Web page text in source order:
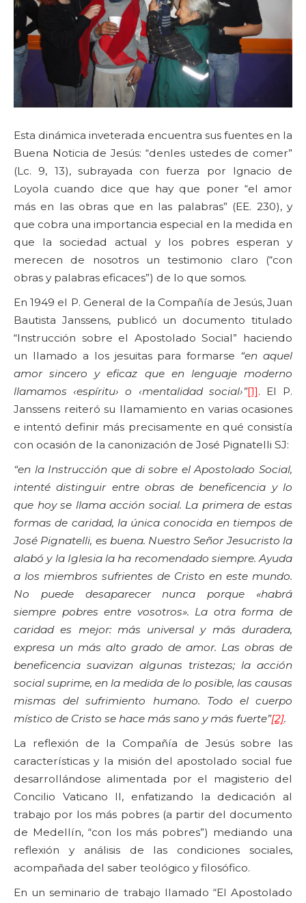
Esta dinámica inveterada encuentra sus fuentes en la
Buena Noticia de Jesús: “denles ustedes de comer”
(Lc. 9, 13), subrayada con fuerza por Ignacio de
Loyola cuando dice que hay que poner “el amor
más en las obras que en las palabras” (EE. 230), y
que cobra una importancia especial en la medida en
que la sociedad actual y los pobres esperan y
merecen de nosotros un testimonio claro (“con
obras y palabras eficaces”) de lo que somos.
En 1949 el P. General de la Compañía de Jesús, Juan
Bautista Janssens, publicó un documento titulado
“Instrucción sobre el Apostolado Social” haciendo
un llamado a los jesuitas para formarse “en aquel
amor sincero y eficaz que en lenguaje moderno
llamamos ‹espíritu› o ‹mentalidad social›”[1]. El P.
Janssens reiteró su llamamiento en varias ocasiones
e intentó definir más precisamente en qué consistía
con ocasión de la canonización de José Pignatelli SJ:
“en la Instrucción que di sobre el Apostolado Social,
intenté distinguir entre obras de beneficencia y lo
que hoy se llama acción social. La primera de estas
formas de caridad, la única conocida en tiempos de
José Pignatelli, es buena. Nuestro Señor Jesucristo la
alabó y la Iglesia la ha recomendado siempre. Ayuda
a los miembros sufrientes de Cristo en este mundo.
No puede desaparecer nunca porque «habrá
siempre pobres entre vosotros». La otra forma de
caridad es mejor: más universal y más duradera,
expresa un más alto grado de amor. Las obras de
beneficencia suavizan algunas tristezas; la acción
social suprime, en la medida de lo posible, las causas
mismas del sufrimiento humano. Todo el cuerpo
místico de Cristo se hace más sano y más fuerte”[2].
La reflexión de la Compañía de Jesús sobre las
características y la misión del apostolado social fue
desarrollándose alimentada por el magisterio del
Concilio Vaticano II, enfatizando la dedicación al
trabajo por los más pobres (a partir del documento
de Medellín, “con los más pobres”) mediando una
reflexión y análisis de las condiciones sociales,
acompañada del saber teológico y filosófico.
En un seminario de trabajo llamado “El Apostolado